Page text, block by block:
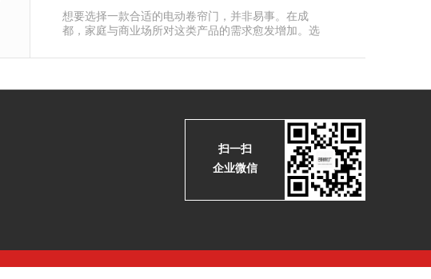
想要选择一款合适的电动卷帘门，并非易事。在成
都，家庭与商业场所对这类产品的需求愈发增加。选
扫一扫
企业微信